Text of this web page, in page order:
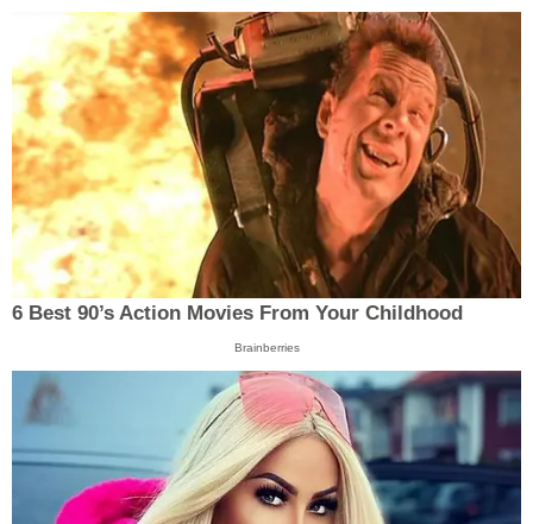
6 Best 90’s Action Movies From Your Childhood
Brainberries